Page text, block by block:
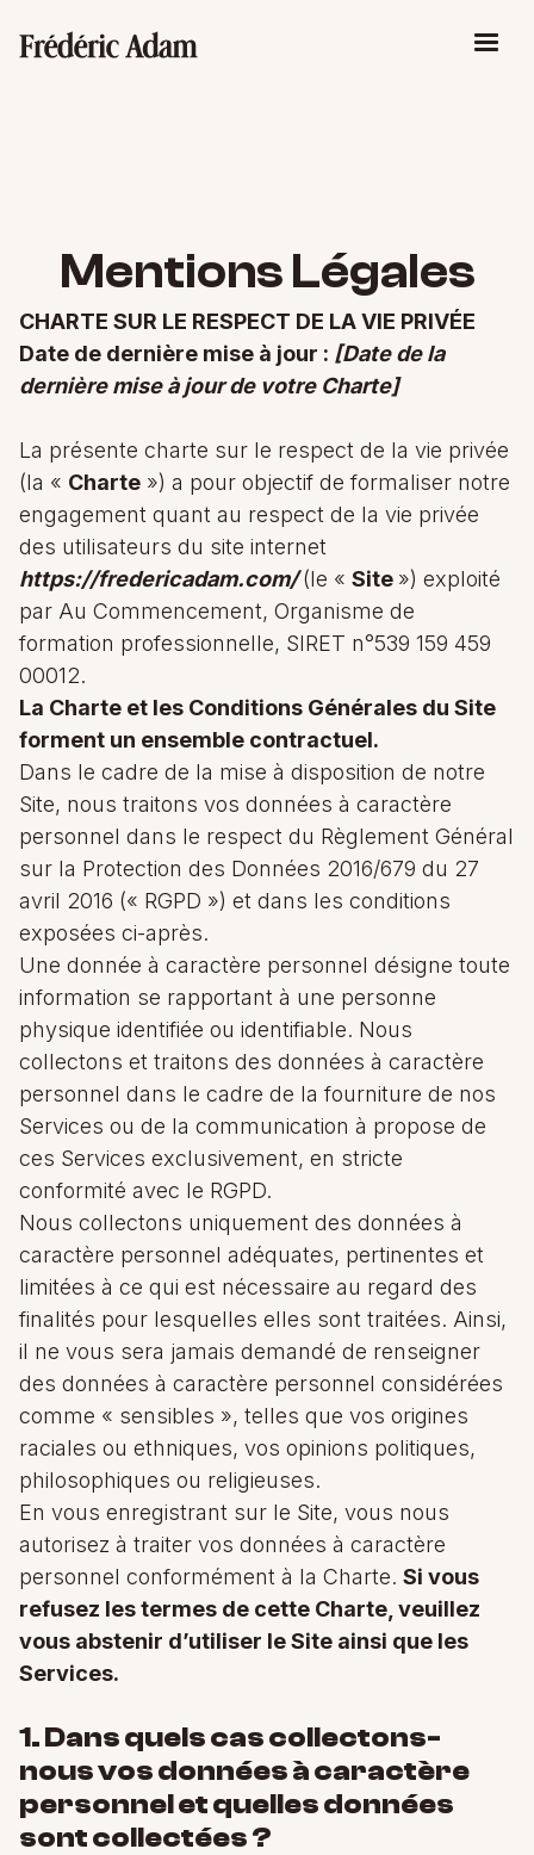
Mentions Légales
CHARTE SUR LE RESPECT DE LA VIE PRIVÉE
Date de dernière mise à jour : [Date de la
dernière mise à jour de votre Charte]
La présente charte sur le respect de la vie privée
(la « Charte ») a pour objectif de formaliser notre
engagement quant au respect de la vie privée
des utilisateurs du site internet
https://fredericadam.com/(le « Site ») exploité
par Au Commencement, Organisme de
formation professionnelle, SIRET n°539 159 459
00012.
La Charte et les Conditions Générales du Site
forment un ensemble contractuel.
Dans le cadre de la mise à disposition de notre
Site, nous traitons vos données à caractère
personnel dans le respect du Règlement Général
sur la Protection des Données 2016/679 du 27
avril 2016 (« RGPD ») et dans les conditions
exposées ci-après.
Une donnée à caractère personnel désigne toute
information se rapportant à une personne
physique identifiée ou identifiable. Nous
collectons et traitons des données à caractère
personnel dans le cadre de la fourniture de nos
Services ou de la communication à propose de
ces Services exclusivement, en stricte
conformité avec le RGPD.
Nous collectons uniquement des données à
caractère personnel adéquates, pertinentes et
limitées à ce qui est nécessaire au regard des
finalités pour lesquelles elles sont traitées. Ainsi,
il ne vous sera jamais demandé de renseigner
des données à caractère personnel considérées
comme « sensibles », telles que vos origines
raciales ou ethniques, vos opinions politiques,
philosophiques ou religieuses.
En vous enregistrant sur le Site, vous nous
autorisez à traiter vos données à caractère
personnel conformément à la Charte. Si vous
refusez les termes de cette Charte, veuillez
vous abstenir d’utiliser le Site ainsi que les
Services.
1. Dans quels cas collectons-
nous vos données à caractère
personnel et quelles données
sont collectées ?